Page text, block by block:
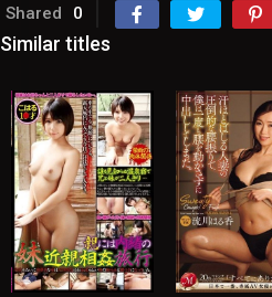
Shared 0
Similar titles